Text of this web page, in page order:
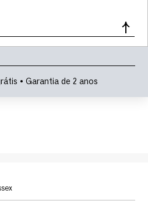
• Garantia de 2 anos